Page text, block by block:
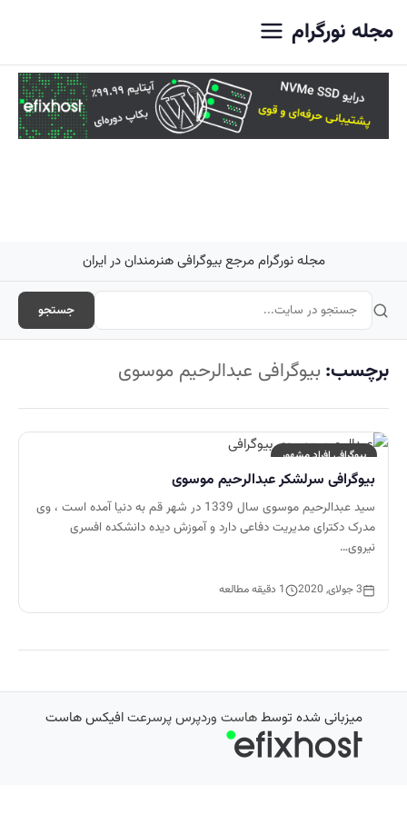
مجله نورگرام
مجله نورگرام مرجع بیوگرافی هنرمندان در ایران
جستجو
برچسب: بیوگرافی عبدالرحیم موسوی
بیوگرافی افراد مشهور
بیوگرافی سرلشکر عبدالرحیم موسوی
سید عبدالرحیم موسوی سال 1339 در شهر قم به دنیا آمده است ، وی
مدرک دکترای مدیریت دفاعی دارد و آموزش دیده دانشکده افسری
نیروی…
3 جولای, 2020 1 دقیقه مطالعه
میزبانی شده توسطهاست وردپرس پرسرعتافیکس هاست